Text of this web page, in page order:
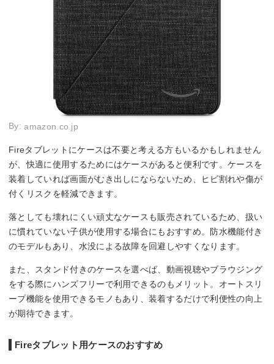
By:amazon.co.jp
Fireタブレットにケースは不要と考える方もいるかもしれません
が、快適に使用するためにはケースがあると便利です。ケースを
装着していれば画面がむき出しにならないため、ヒビ割れや傷が
付くリスクを軽減できます。
落としても壊れにくい頑丈なケースも販売されているため、扱い
に慣れていない子供が使用する場合にもおすすめ。防水機能付き
のモデルもあり、水没による故障を回避しやすくなります。
また、スタンド付きのケースを選べば、動画視聴やブラウジング
をする際にハンズフリーで利用できるのもメリット。オートスリ
ープ機能を使用できるモノもあり、装着するだけで利便性の向上
が期待できます。
Fireタブレット用ケースのおすすめ